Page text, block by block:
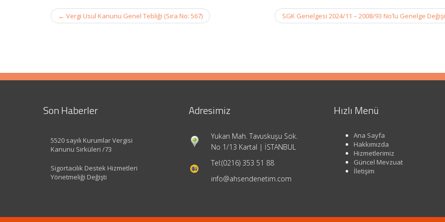
Post
navigation
← Vergi Usul Kanunu Genel Tebliği (Sıra No: 567) SGK Genelgesi 2024/11 – 2008/93 No’lu Genelge
Son Haberler
5520 sayılı Kurumlar Vergisi
Kanunu Sirküleri /73
Sigortacılık Destek Hizmetleri
Yönetmeliği Değişti
Adresimiz
Yukarı Mah. Tavuskuşu Sok.
No 1/13 Kartal | İSTANBUL
Tel:(0216) 353 51 88
info@ahsendenetim.com
Hızlı Menü
Ana Sayfa
Hakkımızda
Hizmetlerimiz
Güncel Mevzuat
İletişim